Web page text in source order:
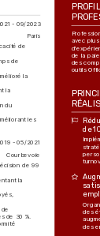
- 09/2023
Paris
de
de
la
la
du
les
- 05/2021
Courbevoie
de 99
la
de 30 %.
PROFIL
avec
de la
des
outils
de
des
des